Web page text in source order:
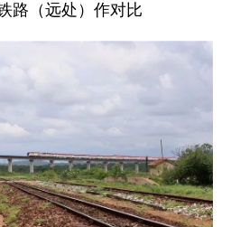
路（远处）作对比